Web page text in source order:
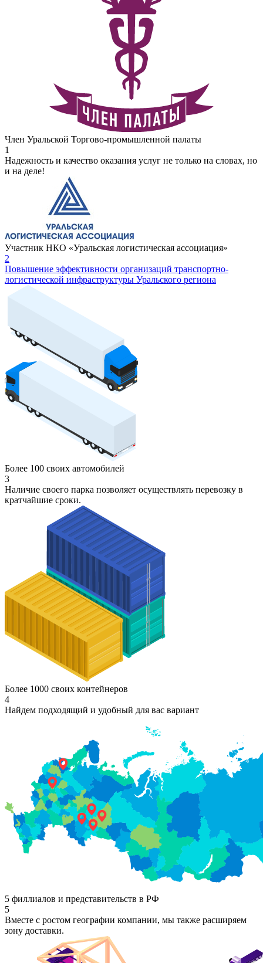
Член Уральской Торгово-промышленной палаты
1
Надежность и качество оказания услуг не только на словах, но
и на деле!
Участник НКО «Уральская логистическая ассоциация»
2
Повышение эффективности организаций транспортно-
логистической инфраструктуры Уральского региона
Более 100 своих автомобилей
3
Наличие своего парка позволяет осуществлять перевозку в
кратчайшие сроки.
Более 1000 своих контейнеров
4
Найдем подходящий и удобный для вас вариант
5 филлиалов и представительств в РФ
5
Вместе с ростом географии компании, мы также расширяем
зону доставки.